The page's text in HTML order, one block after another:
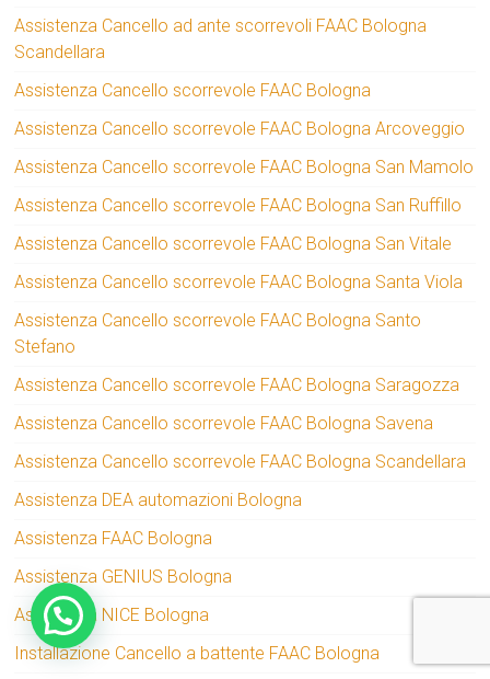
Assistenza Cancello ad ante scorrevoli FAAC Bologna
Scandellara
Assistenza Cancello scorrevole FAAC Bologna
Assistenza Cancello scorrevole FAAC Bologna Arcoveggio
Assistenza Cancello scorrevole FAAC Bologna San Mamolo
Assistenza Cancello scorrevole FAAC Bologna San Ruffillo
Assistenza Cancello scorrevole FAAC Bologna San Vitale
Assistenza Cancello scorrevole FAAC Bologna Santa Viola
Assistenza Cancello scorrevole FAAC Bologna Santo
Stefano
Assistenza Cancello scorrevole FAAC Bologna Saragozza
Assistenza Cancello scorrevole FAAC Bologna Savena
Assistenza Cancello scorrevole FAAC Bologna Scandellara
Assistenza DEA automazioni Bologna
Assistenza FAAC Bologna
Assistenza GENIUS Bologna
Assistenza NICE Bologna
Installazione Cancello a battente FAAC Bologna